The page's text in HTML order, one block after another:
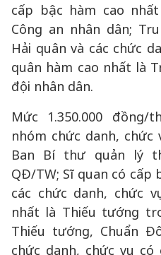
cấp bậc hàm cao
Công an nhân dân;
Hải quân và các chức
quân hàm cao nhất là
đội nhân dân.
Mức 1.350.000
nhóm chức danh, chức
Ban Bí thư quản lý
QĐ/TW; Sĩ quan có cấp
các chức danh, chức
nhất là Thiếu tướng
Thiếu tướng, Chuẩn
chức danh, chức vụ